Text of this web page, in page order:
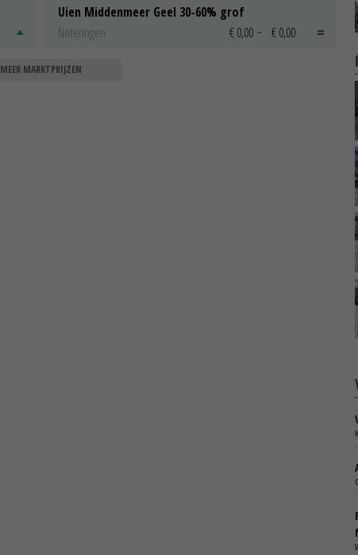
Uien Middenmeer Geel 30-60% grof
Noteringen
€ 0,00 ~ € 0,00
MEER MARKTPRIJZEN